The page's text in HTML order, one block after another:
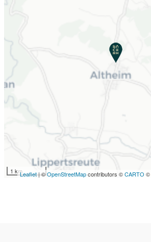
1 kmLeaflet| ©OpenStreetMapcontributors ©CARTO ©